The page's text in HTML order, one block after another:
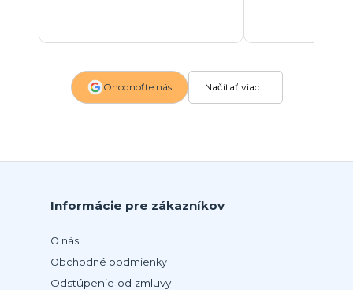
Ohodnoťte nás Načítať viac...
Informácie pre zákazníkov
O nás
Obchodné podmienky
Odstúpenie od zmluvy